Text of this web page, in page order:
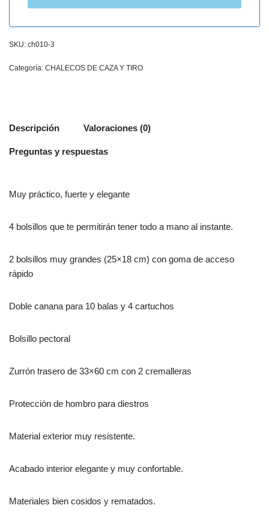
SKU: ch010-3
Categoría: CHALECOS DE CAZA Y TIRO
Descripción Valoraciones (0)
Preguntas y respuestas
Muy práctico, fuerte y elegante
4 bolsillos que te permitirán tener todo a mano al instante.
2 bolsillos muy grandes (25×18 cm) con goma de acceso
rápido
Doble canana para 10 balas y 4 cartuchos
Bolsillo pectoral
Zurrón trasero de 33×60 cm con 2 cremalleras
Protección de hombro para diestros
Material exterior muy resistente.
Acabado interior elegante y muy confortable.
Materiales bien cosidos y rematados.